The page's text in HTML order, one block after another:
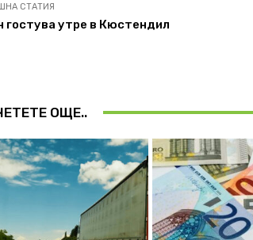
СТАТИЯ
гостува утре в Кюстендил
ОЩЕ..